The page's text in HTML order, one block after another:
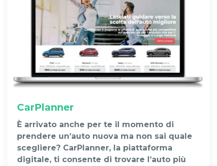
CarPlanner
È arrivato anche per te il momento di
prendere un’auto nuova ma non sai quale
scegliere? CarPlanner, la piattaforma
digitale, ti consente di trovare l’auto più